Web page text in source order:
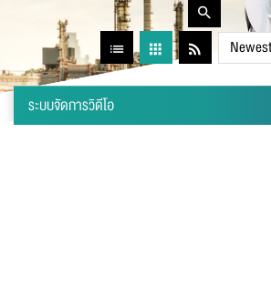
ระบบจัดการวิดีโอ